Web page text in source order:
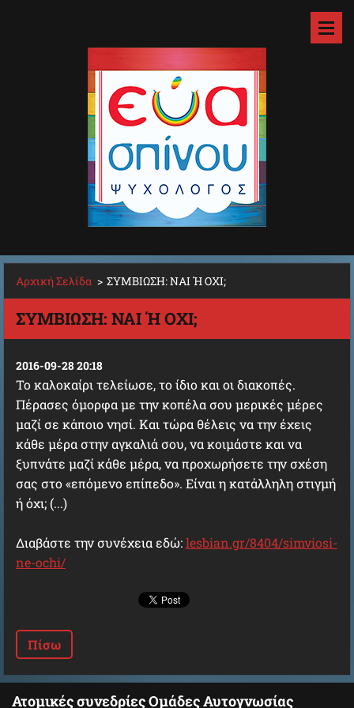
Αρχική Σελίδα > ΣΥΜΒΙΩΣΗ: ΝΑΙ Ή ΟΧΙ;
ΣΥΜΒΙΩΣΗ: ΝΑΙ Ή ΟΧΙ;
2016-09-28 20:18
Το καλοκαίρι τελείωσε, το ίδιο και οι διακοπές.
Πέρασες όμορφα με την κοπέλα σου μερικές μέρες
μαζί σε κάποιο νησί. Και τώρα θέλεις να την έχεις
κάθε μέρα στην αγκαλιά σου, να κοιμάστε και να
ξυπνάτε μαζί κάθε μέρα, να προχωρήσετε την σχέση
σας στο «επόμενο επίπεδο». Είναι η κατάλληλη στιγμή
ή όχι; (...)
Διαβάστε την συνέχεια εδώ:lesbian.gr/8404/simviosi-
ne-ochi/
Πίσω
Ατομικές συνεδρίες Ομάδες Αυτογνωσίας